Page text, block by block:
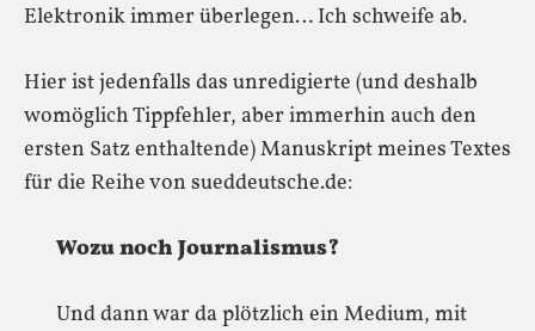
Elektronik immer überlegen… Ich schweife ab.
Hier ist jedenfalls das unredigierte (und deshalb
womöglich Tippfehler, aber immerhin auch den
ersten Satz enthaltende) Manuskript meines Textes
für die Reihe von sueddeutsche.de:
Wozu noch Journalismus?
Und dann war da plötzlich ein Medium, mit